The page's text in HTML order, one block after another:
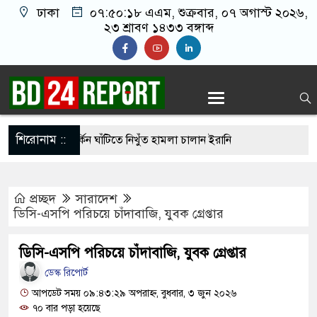
ঢাকা ০৭:৫০:১৯ এএম, শুক্রবার, ০৭ অগাস্ট ২০২৬,
২৩ শ্রাবণ ১৪৩৩ বঙ্গাব্দ
শিরোনাম ::
ছাড়াই মার্কিন ঘাঁটিতে নিখুঁত হামলা চালান ইরানি
১০০ পরিবারকে নতুন ঘর দেবেন প্রধানমন্ত্রী
ছাত্রী
‘হাজারগুণ ভালো’ দেশ চালাচ্ছেন তারেক রহমান:
প্রচ্ছদ
সারাদেশ
ডিসি-এসপি পরিচয়ে চাঁদাবাজি, যুবক গ্রেপ্তার
ডিসি-এসপি পরিচয়ে চাঁদাবাজি, যুবক গ্রেপ্তার
ডেস্ক রিপোর্ট
আপডেট সময় ০৯:৪৩:২৯ অপরাহ্ন, বুধবার, ৩ জুন ২০২৬
৭০ বার পড়া হয়েছে